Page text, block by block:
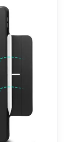
าเคสไอ
รุ่นที่รองรับ:
Fiber